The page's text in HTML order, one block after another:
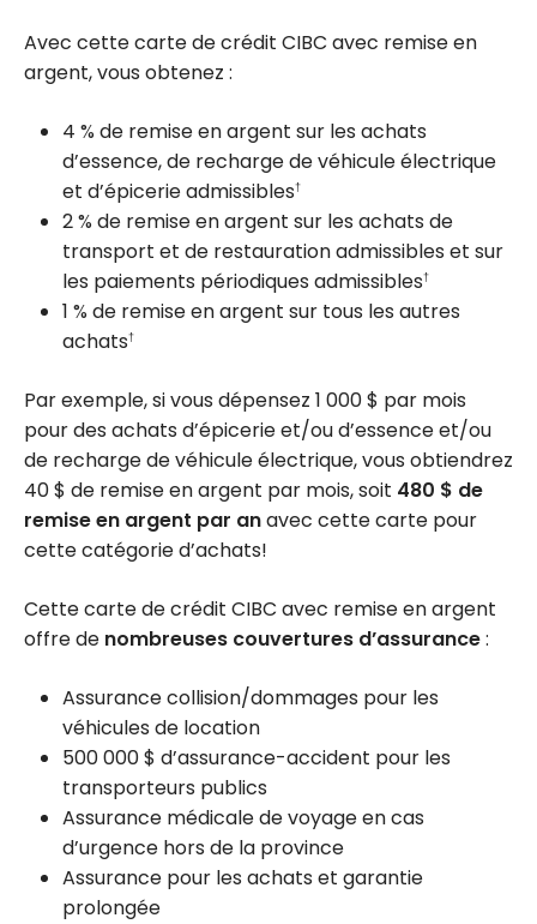
Avec cette carte de crédit CIBC avec remise en
argent, vous obtenez :
4 % de remise en argent sur les achats
d’essence, de recharge de véhicule électrique
et d’épicerie admissibles†
2 % de remise en argent sur les achats de
transport et de restauration admissibles et sur
les paiements périodiques admissibles†
1 % de remise en argent sur tous les autres
achats†
Par exemple, si vous dépensez 1 000 $ par mois
pour des achats d’épicerie et/ou d’essence et/ou
de recharge de véhicule électrique, vous obtiendrez
40 $ de remise en argent par mois, soit 480 $ de
remise en argent par anavec cette carte pour
cette catégorie d’achats!
Cette carte de crédit CIBC avec remise en argent
offre de nombreuses couvertures d’assurance:
Assurance collision/dommages pour les
véhicules de location
500 000 $ d’assurance-accident pour les
transporteurs publics
Assurance médicale de voyage en cas
d’urgence hors de la province
Assurance pour les achats et garantie
prolongée